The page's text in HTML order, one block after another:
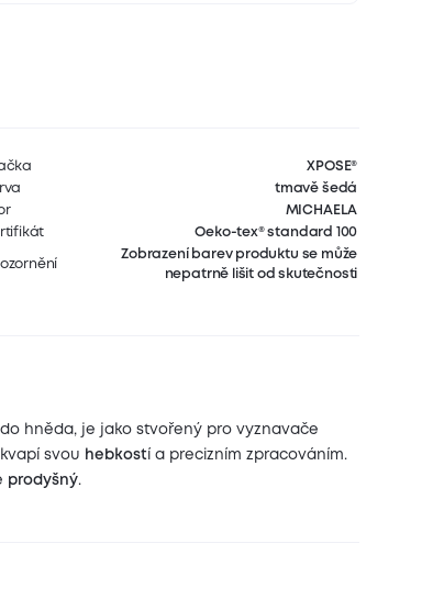
XPOSE®
tmavě šedá
MICHAELA
Oeko-tex® standard 100
Zobrazení barev produktu se může
nepatrně lišit od skutečnosti
hněda, je jako stvořený pro vyznavače
svou hebkost í a precizním zpracováním.
prodyšný.